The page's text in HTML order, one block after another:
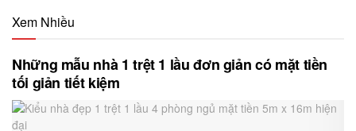
Xem Nhiều
Những mẫu nhà 1 trệt 1 lầu đơn giản có mặt tiền
tối giản tiết kiệm